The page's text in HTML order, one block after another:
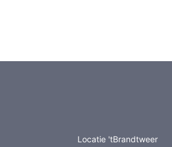
Locatie 'tBrandtweer